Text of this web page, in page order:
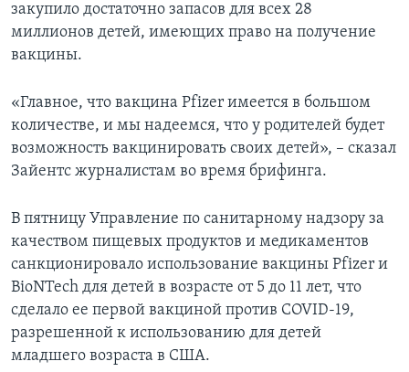
закупило достаточно запасов для всех 28
миллионов детей, имеющих право на получение
вакцины.
«Главное, что вакцина Pfizer имеется в большом
количестве, и мы надеемся, что у родителей будет
возможность вакцинировать своих детей», – сказал
Зайентс журналистам во время брифинга.
В пятницу Управление по санитарному надзору за
качеством пищевых продуктов и медикаментов
санкционировало использование вакцины Pfizer и
BioNTech для детей в возрасте от 5 до 11 лет, что
сделало ее первой вакциной против COVID-19,
разрешенной к использованию для детей
младшего возраста в США.